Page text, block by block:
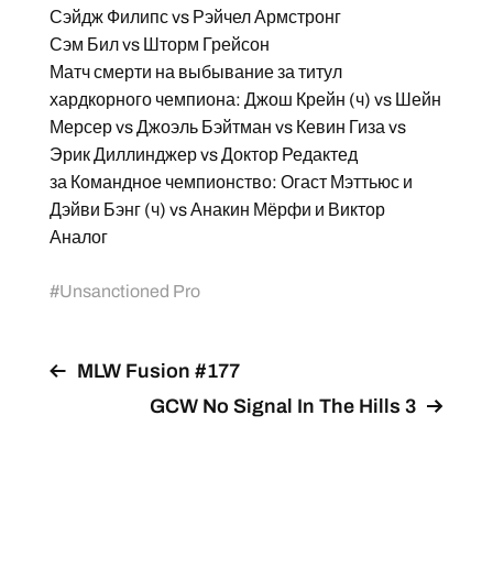
Сэйдж Филипс vs Рэйчел Армстронг
Сэм Бил vs Шторм Грейсон
Матч смерти на выбывание за титул
хардкорного чемпиона: Джош Крейн (ч) vs Шейн
Мерсер vs Джоэль Бэйтман vs Кевин Гиза vs
Эрик Диллинджер vs Доктор Редактед
за Командное чемпионство: Огаст Мэттьюс и
Дэйви Бэнг (ч) vs Анакин Мёрфи и Виктор
Аналог
#Unsanctioned Pro
MLW Fusion #177
GCW No Signal In The Hills 3